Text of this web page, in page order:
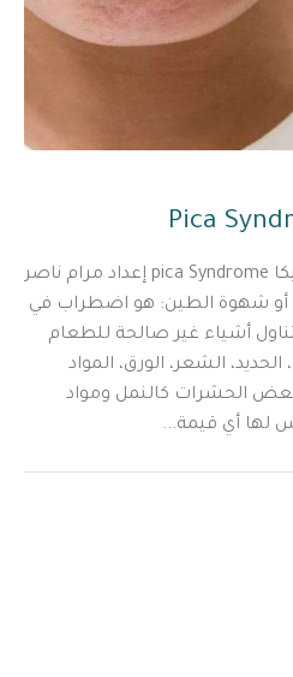
عمرك سمعت عن متلازمة بيكا pica Syndrome إعداد مرام ناصر
أو شهوة الطين: هو اضطراب في
أشياء غير صالحة للطعام
الشعر، الورق، المواد
الحشرات كالنمل ومواد
لها أي قيمة...